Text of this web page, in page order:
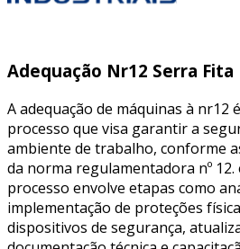
Adequação Nr12 Serra Fita
A adequação de máquinas à nr12
processo que visa garantir a
ambiente de trabalho, conforme
da norma regulamentadora nº 12.
processo envolve etapas como
implementação de proteções
dispositivos de segurança,